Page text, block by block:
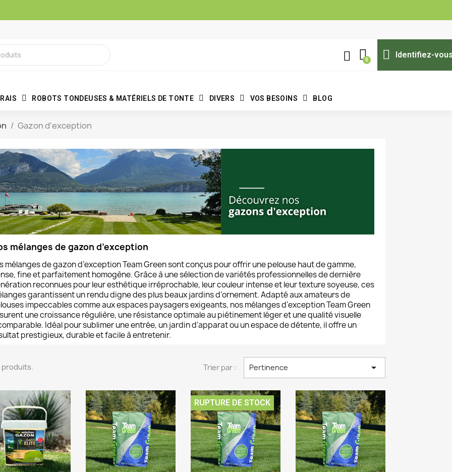
Identifiez-
ROBOTS TONDEUSES & MATÉRIELS DE TONTE DIVERS VOS BESOINS BLOG
Gazon d'exception
mélanges de gazon d’exception
mélanges de gazon d’exception Team Green sont conçus pour offrir une pelouse haut de gamme,
fine et parfaitement homogène. Grâce à une sélection de variétés professionnelles de dernière
reconnues pour leur esthétique irréprochable, leur couleur intense et leur texture soyeuse, ces
garantissent un rendu digne des plus beaux jardins d’ornement. Adapté aux amateurs de
impeccables comme aux espaces paysagers exigeants, nos mélanges d'exception Team Green
une croissance régulière, une résistance optimale au piétinement léger et une qualité visuelle
Idéal pour sublimer une entrée, un jardin d’apparat ou un espace de détente, il offre un
prestigieux, durable et facile à entretenir.
produits. Trier par : Pertinence 
RUPTURE DE STOCK